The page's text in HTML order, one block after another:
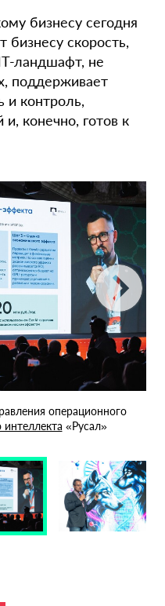
бизнесу сегодня
бизнесу скорость,
ландшафт, не
поддерживает
и контроль,
конечно, готов к
операционного
интеллекта «Русал»